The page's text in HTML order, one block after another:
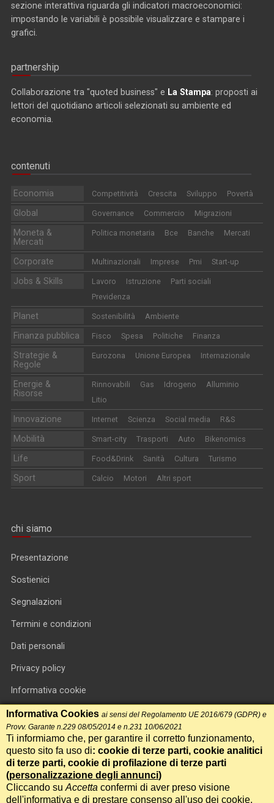
sezione interattiva riguarda gli indicatori macroeconomici:
impostando le variabili è possibile visualizzare e stampare i
grafici.
partnership
Collaborazione tra "quoted business" e La Stampa: proposti ai
lettori del quotidiano articoli selezionati su ambiente ed
economia.
contenuti
Economia Competitività Crescita Sviluppo Povertà
Global Governance Commercio Migrazioni
Moneta &
Mercati
Politica monetaria Bce Banche Mercati
Corporate Multinazionali Imprese Pmi Start-up
Jobs & Skills Lavoro Istruzione
Parti sociali
Previdenza
Planet Sostenibilità Ambiente
Finanza pubblica Fisco Spesa Politiche Finanza
Strategie &
Regole
Eurozona Unione Europea Internazionale
Energie &
Risorse
Rinnovabili Gas Idrogeno
Alluminio
Litio
Innovazione Internet Scienza Social media R&S
Mobilità Smart-city Trasporti Auto Bikenomics
Life Food&Drink Sanità Cultura Turismo
Sport Calcio Motori Altri sport
chi siamo
Presentazione
Sostienici
Segnalazioni
Termini e condizioni
Dati personali
Privacy policy
Informativa cookie
RSS feed
RSS Top News
Contatti
International Communication S.r.l. • P.IVA 14478081004 • Testata
Informativa Cookies ai sensi del Regolamento UE 2016/679 (GDPR) e
Provv. Garante n.229 08/05/2014 e n.231 10/06/2021
Ti informiamo che, per garantire il corretto funzionamento,
questo sito fa uso di: cookie di terze parti, cookie analitici
di terze parti, cookie di profilazione di terze parti
(personalizzazione degli annunci)
Cliccando su Accetta confermi di aver preso visione
dell'informativa e di prestare consenso all'uso dei cookie.